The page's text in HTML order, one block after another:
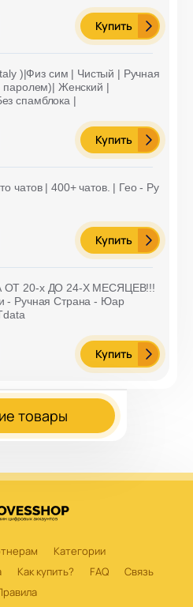
Купить
)|Физ сим | Чистый | Ручная
паролем)| Женский |
спамблока |
Купить
чатов | 400+ чатов. | Гео - Ру
Купить
ОТ 20-х ДО 24-Х МЕСЯЦЕВ!!!
- Ручная Страна - Юар
Купить
товары
Категории
Как купить? FAQ
Связь